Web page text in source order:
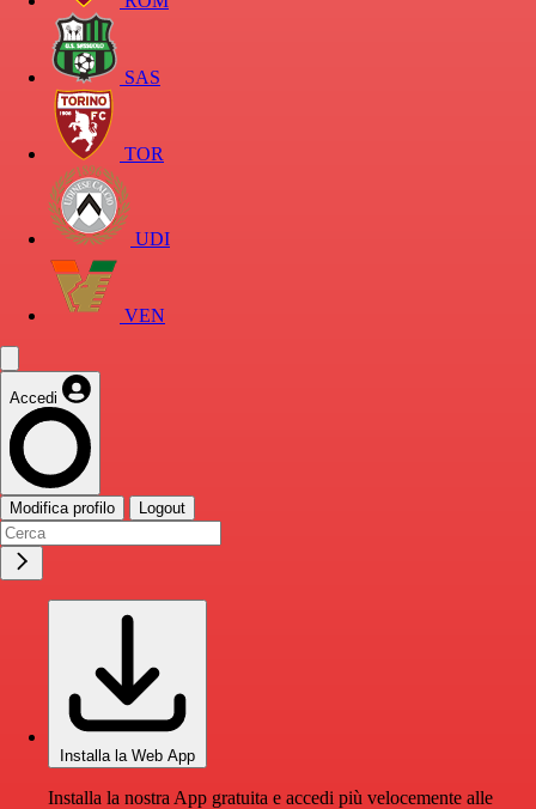
SAS
TOR
UDI
VEN
Accedi
Modifica profilo Logout
Installa la Web App
Installa la nostra App gratuita e accedi più velocemente alle